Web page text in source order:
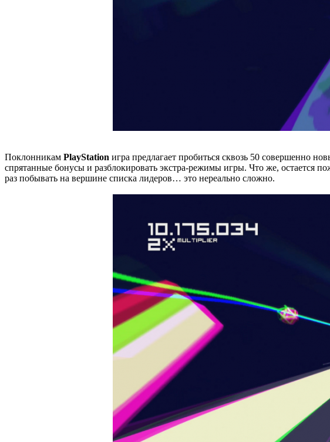
Поклонникам PlayStation игра предлагает пробиться сквозь 50 совершенно
спрятанные бонусы и разблокировать экстра-режимы игры. Что же, остается
раз побывать на вершине списка лидеров… это нереально сложно.